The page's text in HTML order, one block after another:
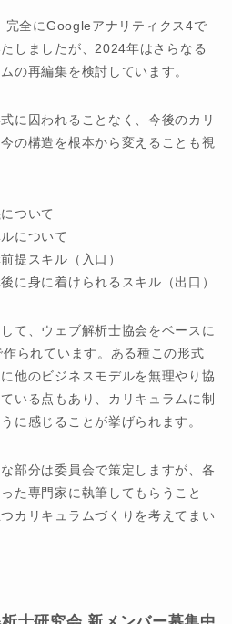
完全にGoogleアナリティクス4で
しましたが、2024年はさらなる
の再編集を検討しています。
に囚われることなく、今後のカリ
の構造を根本から変えることも視
ついて
について
提スキル（入口）
に身に着けられるスキル（出口）
て、ウェブ解析士協会をベースに
られています。ある種この形式
他のビジネスモデルを無理やり協
いる点もあり、カリキュラムに制
に感じることが挙げられます。
部分は委員会で策定しますが、各
た専門家に執筆してもらうこと
カリキュラムづくりを考えてまい